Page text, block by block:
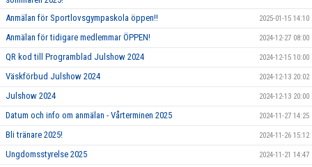
Anmälan för Sportlovsgympaskola öppen!! 2025-01-15 14:10
Anmälan för tidigare medlemmar ÖPPEN! 2024-12-27 08:00
QR kod till Programblad Julshow 2024 2024-12-15 10:00
Väskförbud Julshow 2024 2024-12-13 20:02
Julshow 2024 2024-12-13 20:00
Datum och info om anmälan - Vårterminen 2025 2024-11-27 14:25
Bli tränare 2025! 2024-11-26 15:12
Ungdomsstyrelse 2025 2024-11-21 14:47